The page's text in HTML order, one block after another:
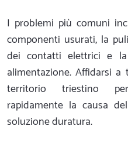
I problemi più comuni
componenti usurati, la
dei contatti elettrici e
alimentazione. Affidarsi
territorio triestino
rapidamente la causa
soluzione duratura.